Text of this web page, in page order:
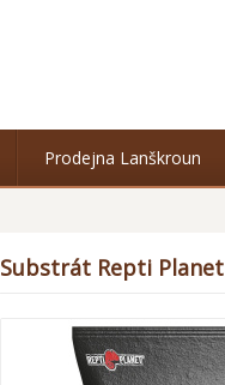
Prodejna Lanškroun
Substrát Repti